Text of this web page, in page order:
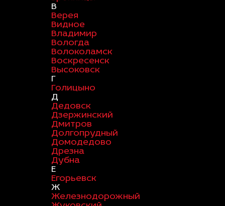
В
Верея
Видное
Владимир
Вологда
Волоколамск
Воскресенск
Высоковск
Г
Голицыно
Д
Дедовск
Дзержинский
Дмитров
Долгопрудный
Домодедово
Дрезна
Дубна
Е
Егорьевск
Ж
Железнодорожный